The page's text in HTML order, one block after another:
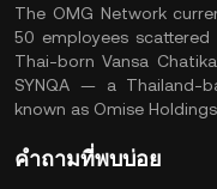
The OMG Network
50 employees
Thai-born Vansa
SYNQA — a Thailand-
known as Omise Holdings.
คำถามที่พบบ่อย